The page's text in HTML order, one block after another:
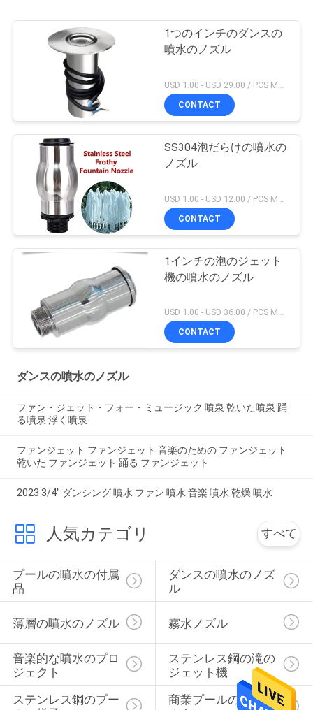
1つのインチのダンスの
噴水のノズル
CONTACT
SS304泡だらけの噴水の
ノズル
CONTACT
1インチの泡のジェット
機の噴水のノズル
USD 1.00 - USD 36.00 / PCS MOQ:1 PC
CONTACT
ダンスの噴水のノズル
ファン・ジェット・フォー・ミュージック 噴泉 乾いた噴泉 踊
る噴泉 浮く噴泉
ファンジェット ファンジェット 音楽のための ファンジェット
乾いた ファンジェット 踊る ファンジェット
2023 3/4" ダンシング 噴水 ファン 噴水 音楽 噴水 乾燥 噴水
人気カテゴリ すべて
プールの噴水の付属
品
ダンスの噴水のノズ
ル
薄層の噴水のノズル 霧水ノズル
音楽的な噴水のプロ
ジェクト
ステンレス鋼の滝の
ジェット機
ステンレス鋼のプー
商業プールの砂フィ